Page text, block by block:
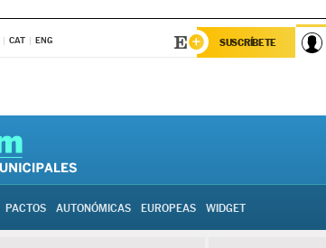
CAT ENG SUSCRÍBETE
PACTOS AUTONÓMICAS EUROPEAS WIDGET